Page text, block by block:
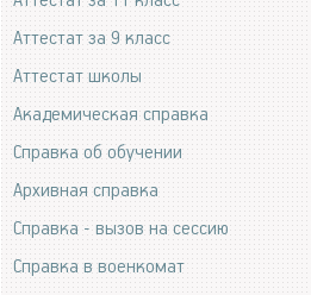
Аттестат за 9 класс
Аттестат школы
Академическая справка
Справка об обучении
Архивная справка
Справка - вызов на сессию
Справка в военкомат